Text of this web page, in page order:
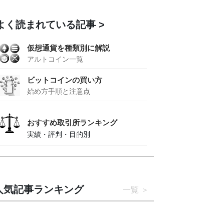
eCashフォーク、8
階で開始
く読まれている記事
仮想通貨を種類別に解説
アルトコイン一覧
ビットコインの買い方
始め方手順と注意点
おすすめ取引所ランキング
実績・評判・目的別
気記事ランキング 一覧